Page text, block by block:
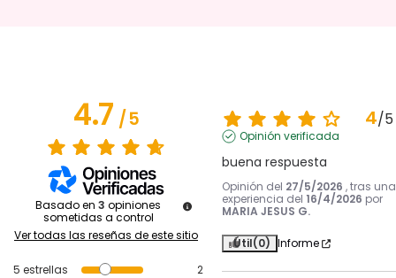
4.7/5
Basado en 3 opiniones
sometidas a control
Ver todas las reseñas de este sitio
5 estrellas
2
4/5
Opinión verificada
buena respuesta
Opinión del 27/5/2026 , tras una
experiencia del 16/4/2026 por
MARIA JESUS G.
Útil(0) Informe